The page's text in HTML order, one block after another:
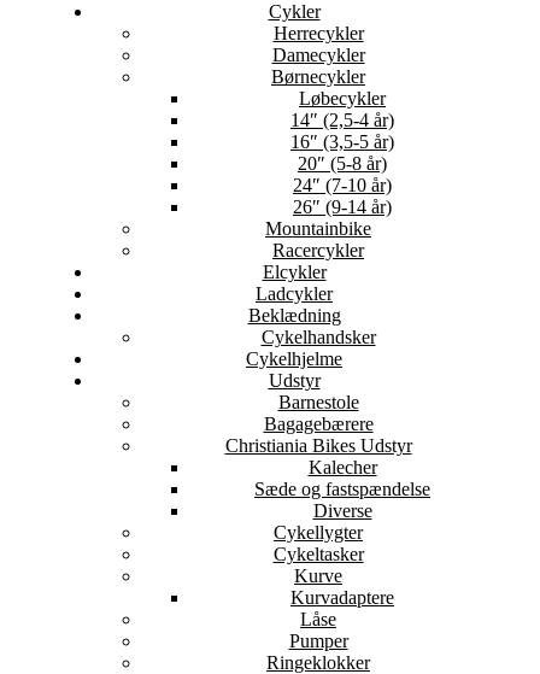
Cykler
Herrecykler
Damecykler
Børnecykler
Løbecykler
14″ (2,5-4 år)
16″ (3,5-5 år)
20″ (5-8 år)
24″ (7-10 år)
26″ (9-14 år)
Mountainbike
Racercykler
Elcykler
Ladcykler
Beklædning
Cykelhandsker
Cykelhjelme
Udstyr
Barnestole
Bagagebærere
Christiania Bikes Udstyr
Kalecher
Sæde og fastspændelse
Diverse
Cykellygter
Cykeltasker
Kurve
Kurvadaptere
Låse
Pumper
Ringeklokker